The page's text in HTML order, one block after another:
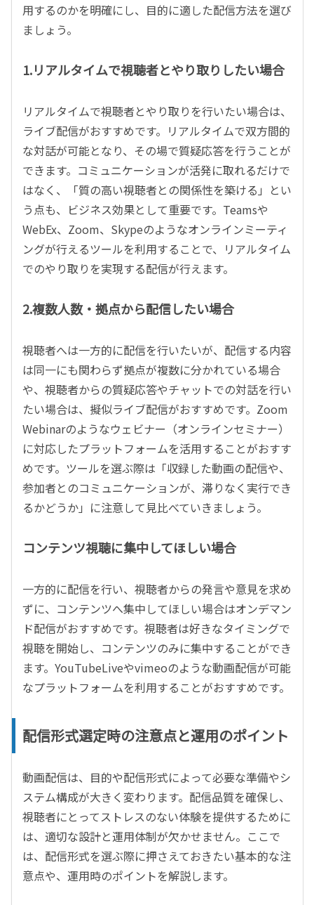
用するのかを明確にし、目的に適した配信方法を選び
ましょう。
1.リアルタイムで視聴者とやり取りしたい場合
リアルタイムで視聴者とやり取りを行いたい場合は、
ライブ配信がおすすめです。リアルタイムで双方間的
な対話が可能となり、その場で質疑応答を行うことが
できます。コミュニケーションが活発に取れるだけで
はなく、「質の高い視聴者との関係性を築ける」とい
う点も、ビジネス効果として重要です。Teamsや
WebEx、Zoom、Skypeのようなオンラインミーティ
ングが行えるツールを利用することで、リアルタイム
でのやり取りを実現する配信が行えます。
2.複数人数・拠点から配信したい場合
視聴者へは一方的に配信を行いたいが、配信する内容
は同一にも関わらず拠点が複数に分かれている場合
や、視聴者からの質疑応答やチャットでの対話を行い
たい場合は、擬似ライブ配信がおすすめです。Zoom
Webinarのようなウェビナー（オンラインセミナー）
に対応したプラットフォームを活用することがおすす
めです。ツールを選ぶ際は「収録した動画の配信や、
参加者とのコミュニケーションが、滞りなく実行でき
るかどうか」に注意して見比べていきましょう。
コンテンツ視聴に集中してほしい場合
一方的に配信を行い、視聴者からの発言や意見を求め
ずに、コンテンツへ集中してほしい場合はオンデマン
ド配信がおすすめです。視聴者は好きなタイミングで
視聴を開始し、コンテンツのみに集中することができ
ます。YouTubeLiveやvimeoのような動画配信が可能
なプラットフォームを利用することがおすすめです。
配信形式選定時の注意点と運用のポイント
動画配信は、目的や配信形式によって必要な準備やシ
ステム構成が大きく変わります。配信品質を確保し、
視聴者にとってストレスのない体験を提供するために
は、適切な設計と運用体制が欠かせません。ここで
は、配信形式を選ぶ際に押さえておきたい基本的な注
意点や、運用時のポイントを解説します。